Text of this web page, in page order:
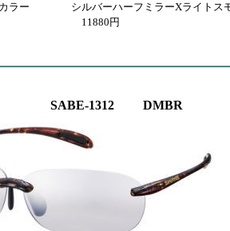
カラー シルバーハーフミラーXライトス
11880円
1312 DMBR